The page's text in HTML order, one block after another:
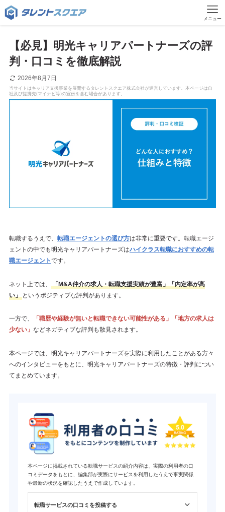
メニュー
【必見】明光キャリアパートナーズの評
判・口コミを徹底解説
2026年8月7日
転職するうえで、 転職エージェントの選び方は非常に重要です。転職エージ
ェントの中でも明光キャリアパートナーズはハイクラス転職におすすめの転
職エージェントです。
ネット上では、
「M&A仲介の求人・転職支援実績が豊富」「内定率が高
い」
というポジティブな評判があります。
一方で、
「職歴や経験が無いと転職できない可能性がある」「地方の求人は
少ない」 などネガティブな評判も散見されます。
本ページでは、明光キャリアパートナーズを実際に利用したことがある方々
へのインタビューをもとに、明光キャリアパートナーズの特徴・評判につい
てまとめています。
本ページに掲載されている転職サービスの紹介内容は、実際の利用者の口
コミデータをもとに、編集部が実際にサービスを利用したうえで事実関係
や最新の状況を確認したうえで作成しています。
転職サービスの口コミを投稿する